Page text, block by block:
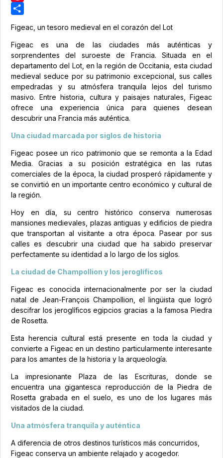
Pinterest
Figeac, un tesoro medieval en el corazón del Lot
Figeac es una de las ciudades más auténticas y
sorprendentes del suroeste de Francia. Situada en el
departamento del Lot, en la región de Occitania, esta ciudad
medieval seduce por su patrimonio excepcional, sus calles
empedradas y su atmósfera tranquila lejos del turismo
masivo. Entre historia, cultura y paisajes naturales, Figeac
ofrece una experiencia única para quienes desean
descubrir una Francia más auténtica.
Una ciudad marcada por siglos de historia
Figeac posee un rico patrimonio que se remonta a la Edad
Media. Gracias a su posición estratégica en las rutas
comerciales de la época, la ciudad prosperó rápidamente y
se convirtió en un importante centro económico y cultural de
la región.
Hoy en día, su centro histórico conserva numerosas
mansiones medievales, plazas antiguas y edificios de piedra
que transportan al visitante a otra época. Pasear por sus
calles es descubrir una ciudad que ha sabido preservar
perfectamente su identidad a lo largo de los siglos.
La ciudad de Champollion y los jeroglíficos
Figeac es conocida internacionalmente por ser la ciudad
natal de Jean-François Champollion, el lingüista que logró
descifrar los jeroglíficos egipcios gracias a la famosa Piedra
de Rosetta.
Esta herencia cultural está presente en toda la ciudad y
convierte a Figeac en un destino particularmente interesante
para los amantes de la historia y la arqueología.
La impresionante Plaza de las Escrituras, donde se
encuentra una gigantesca reproducción de la Piedra de
Rosetta grabada en el suelo, es uno de los lugares más
visitados de la ciudad.
Una atmósfera tranquila y auténtica
A diferencia de otros destinos turísticos más concurridos,
Figeac conserva un ambiente relajado y acogedor.